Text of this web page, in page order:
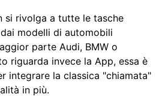
si rivolga a tutte le tasche
modelli di automobili
parte Audi, BMW o
riguarda invece la App, essa è
integrare la classica "chiamata"
in più.